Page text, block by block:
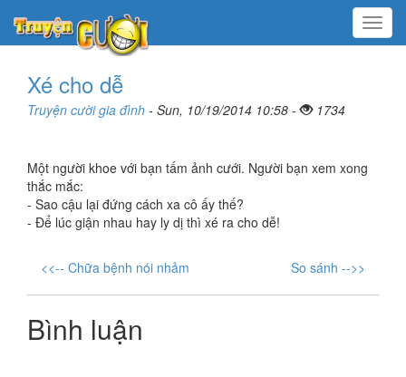
Menu
Xé cho dễ
Truyện cười gia đình - Sun, 10/19/2014 10:58 - 1734
Một người khoe với bạn tấm ảnh cưới. Người bạn xem xong
thắc mắc:
- Sao cậu lại đứng cách xa cô ấy thế?
- Để lúc giận nhau hay ly dị thì xé ra cho dễ!
<<-- Chữa bệnh nói nhảm So sánh -->>
Bình luận